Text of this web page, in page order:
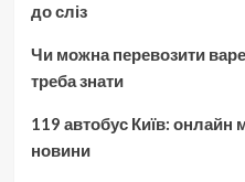
до сліз
Чи можна перевозити
треба знати
119 автобус Київ: онлайн
новини